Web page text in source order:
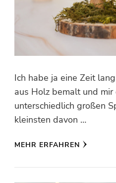
Ich habe ja eine Zeit
aus Holz bemalt und
unterschiedlich großen
kleinsten davon …
MEHR ERFAHREN